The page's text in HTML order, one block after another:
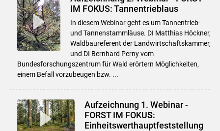
IM FOKUS: Tannentrieblaus
In diesem Webinar geht es um Tannentrieb-
und Tannenstammläuse. DI Matthias Höckner,
Waldbaureferent der Landwirtschaftskammer,
und DI Bernhard Perny vom
Bundesforschungszentrum für Wald erörtern Möglichkeiten,
einem Befall vorzubeugen bzw. ...
Aufzeichnung 1. Webinar -
FORST IM FOKUS:
Einheitswerthauptfeststellung